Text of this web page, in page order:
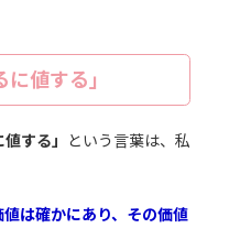
値する」
値する」
という言葉は、私
は確かにあり、その価値